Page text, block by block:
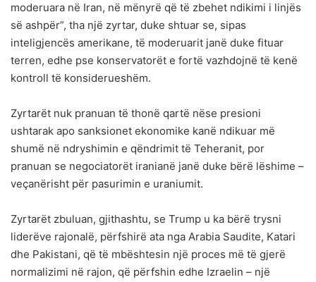
moderuara në Iran, në mënyrë që të zbehet ndikimi i linjës
së ashpër”, tha një zyrtar, duke shtuar se, sipas
inteligjencës amerikane, të moderuarit janë duke fituar
terren, edhe pse konservatorët e fortë vazhdojnë të kenë
kontroll të konsiderueshëm.
Zyrtarët nuk pranuan të thonë qartë nëse presioni
ushtarak apo sanksionet ekonomike kanë ndikuar më
shumë në ndryshimin e qëndrimit të Teheranit, por
pranuan se negociatorët iranianë janë duke bërë lëshime –
veçanërisht për pasurimin e uraniumit.
Zyrtarët zbuluan, gjithashtu, se Trump u ka bërë trysni
liderëve rajonalë, përfshirë ata nga Arabia Saudite, Katari
dhe Pakistani, që të mbështesin një proces më të gjerë
normalizimi në rajon, që përfshin edhe Izraelin – një